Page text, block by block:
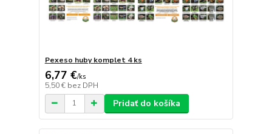
Pexeso huby komplet 4 ks
6,77 €/ks
5,50 € bez DPH
Pridať do košíka